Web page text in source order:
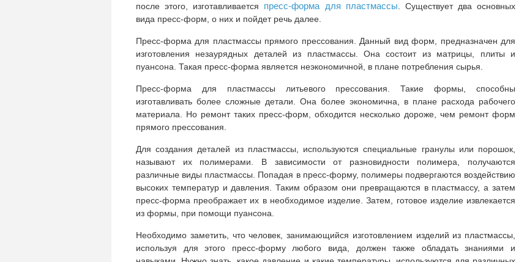
после этого, изготавливается пресс-форма для пластмассы . Существует два основных
вида пресс-форм, о них и пойдет речь далее.
Пресс-форма для пластмассы прямого прессования. Данный вид форм, предназначен для
изготовления незаурядных деталей из пластмассы. Она состоит из матрицы, плиты и
пуансона. Такая пресс-форма является неэкономичной, в плане потребления сырья.
Пресс-форма для пластмассы литьевого прессования. Такие формы, способны
изготавливать более сложные детали. Она более экономична, в плане расхода рабочего
материала. Но ремонт таких пресс-форм, обходится несколько дороже, чем ремонт форм
прямого прессования.
Для создания деталей из пластмассы, используются специальные гранулы или порошок,
называют их полимерами. В зависимости от разновидности полимера, получаются
различные виды пластмассы. Попадая в пресс-форму, полимеры подвергаются воздействию
высоких температур и давления. Таким образом они превращаются в пластмассу, а затем
пресс-форма преображает их в необходимое изделие. Затем, готовое изделие извлекается
из формы, при помощи пуансона.
Необходимо заметить, что человек, занимающийся изготовлением изделий из пластмассы,
используя для этого пресс-форму любого вида, должен также обладать знаниями и